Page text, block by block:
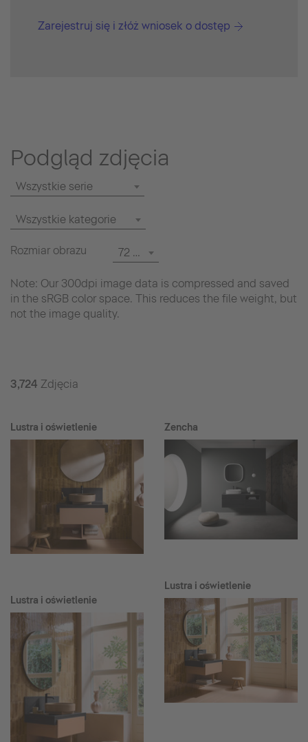
Zarejestruj się i złóż wniosek o dostęp
Podgląd zdjęcia
Wszystkie serie
Wszystkie kategorie
Rozmiar obrazu 72 dpi
Note: Our 300dpi image data is compressed and saved
in the sRGB color space. This reduces the file weight, but
not the image quality.
3,724 Zdjęcia
Lustra i oświetlenie
Lustra i oświetlenie
Zencha
Lustra i oświetlenie